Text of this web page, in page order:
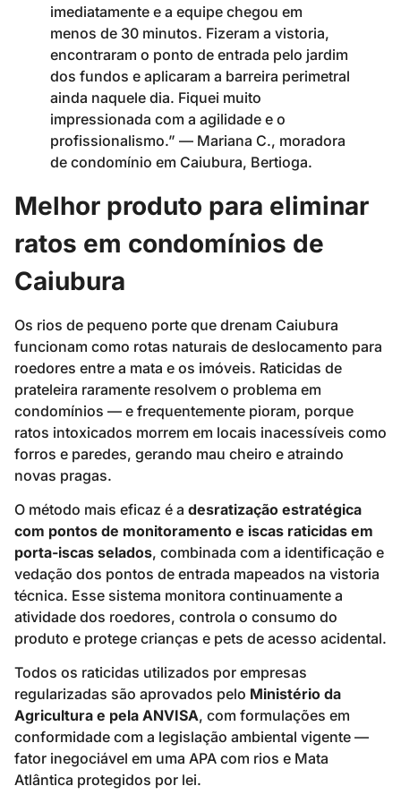
imediatamente e a equipe chegou em
menos de 30 minutos. Fizeram a vistoria,
encontraram o ponto de entrada pelo jardim
dos fundos e aplicaram a barreira perimetral
ainda naquele dia. Fiquei muito
impressionada com a agilidade e o
profissionalismo.” — Mariana C., moradora
de condomínio em Caiubura, Bertioga.
Melhor produto para eliminar
ratos em condomínios de
Caiubura
Os rios de pequeno porte que drenam Caiubura
funcionam como rotas naturais de deslocamento para
roedores entre a mata e os imóveis. Raticidas de
prateleira raramente resolvem o problema em
condomínios — e frequentemente pioram, porque
ratos intoxicados morrem em locais inacessíveis como
forros e paredes, gerando mau cheiro e atraindo
novas pragas.
O método mais eficaz é a desratização estratégica
com pontos de monitoramento e iscas raticidas em
porta-iscas selados, combinada com a identificação e
vedação dos pontos de entrada mapeados na vistoria
técnica. Esse sistema monitora continuamente a
atividade dos roedores, controla o consumo do
produto e protege crianças e pets de acesso acidental.
Todos os raticidas utilizados por empresas
regularizadas são aprovados pelo Ministério da
Agricultura e pela ANVISA, com formulações em
conformidade com a legislação ambiental vigente —
fator inegociável em uma APA com rios e Mata
Atlântica protegidos por lei.